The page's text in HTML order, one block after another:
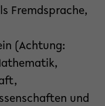
Fremdsprache,
(Achtung:
und